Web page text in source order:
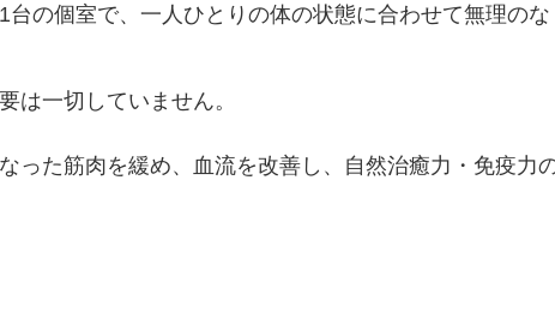
の個室で、一人ひとりの体の状態に合わせて無理のな
は一切していません。
った筋肉を緩め、血流を改善し、自然治癒力・免疫力